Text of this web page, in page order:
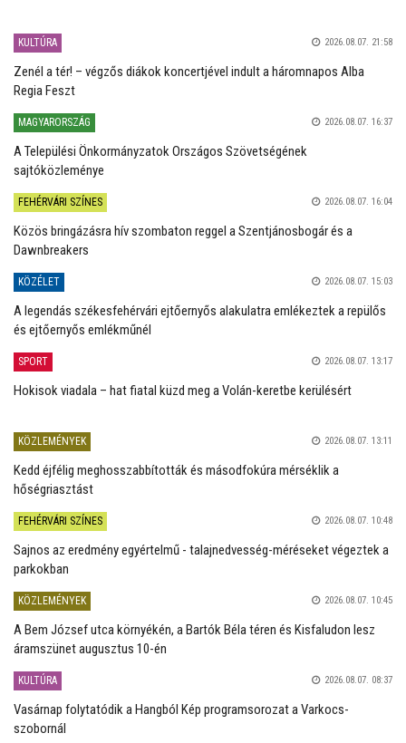
KULTÚRA 2026.08.07. 21:58
Zenél a tér! – végzős diákok koncertjével indult a háromnapos Alba
Regia Feszt
MAGYARORSZÁG 2026.08.07. 16:37
A Települési Önkormányzatok Országos Szövetségének
sajtóközleménye
FEHÉRVÁRI SZÍNES 2026.08.07. 16:04
Közös bringázásra hív szombaton reggel a Szentjánosbogár és a
Dawnbreakers
KÖZÉLET 2026.08.07. 15:03
A legendás székesfehérvári ejtőernyős alakulatra emlékeztek a repülős
és ejtőernyős emlékműnél
SPORT 2026.08.07. 13:17
Hokisok viadala – hat fiatal küzd meg a Volán-keretbe kerülésért
KÖZLEMÉNYEK 2026.08.07. 13:11
Kedd éjfélig meghosszabbították és másodfokúra mérséklik a
hőségriasztást
FEHÉRVÁRI SZÍNES 2026.08.07. 10:48
Sajnos az eredmény egyértelmű - talajnedvesség-méréseket végeztek a
parkokban
KÖZLEMÉNYEK 2026.08.07. 10:45
A Bem József utca környékén, a Bartók Béla téren és Kisfaludon lesz
áramszünet augusztus 10-én
KULTÚRA 2026.08.07. 08:37
Vasárnap folytatódik a Hangból Kép programsorozat a Varkocs-
szobornál